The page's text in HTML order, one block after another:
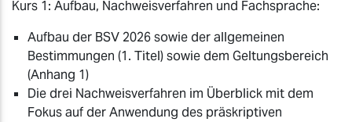
Kurs 1: Aufbau, Nachweisverfahren und Fachsprache:
Aufbau der BSV 2026 sowie der allgemeinen
Bestimmungen (1. Titel) sowie dem Geltungsbereich
(Anhang 1)
Die drei Nachweisverfahren im Überblick mit dem
Fokus auf der Anwendung des präskriptiven